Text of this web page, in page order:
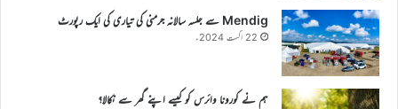
Mendig سے جلسہ سالانہ جرمنی کی تیاری کی ایک رپورٹ
22 اگست 2024ء
ہم نے کورونا وائرس کو کیسے اپنے گھر سے نکالا؟